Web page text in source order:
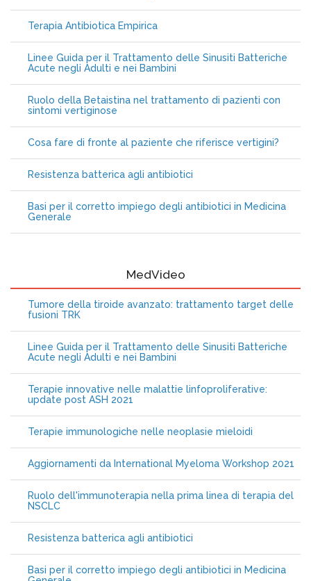
Terapia Antibiotica Empirica
Linee Guida per il Trattamento delle Sinusiti Batteriche
Acute negli Adulti e nei Bambini
Ruolo della Betaistina nel trattamento di pazienti con
sintomi vertiginose
Cosa fare di fronte al paziente che riferisce vertigini?
Resistenza batterica agli antibiotici
Basi per il corretto impiego degli antibiotici in Medicina
Generale
MedVideo
Tumore della tiroide avanzato: trattamento target delle
fusioni TRK
Linee Guida per il Trattamento delle Sinusiti Batteriche
Acute negli Adulti e nei Bambini
Terapie innovative nelle malattie linfoproliferative:
update post ASH 2021
Terapie immunologiche nelle neoplasie mieloidi
Aggiornamenti da International Myeloma Workshop 2021
Ruolo dell'immunoterapia nella prima linea di terapia del
NSCLC
Resistenza batterica agli antibiotici
Basi per il corretto impiego degli antibiotici in Medicina